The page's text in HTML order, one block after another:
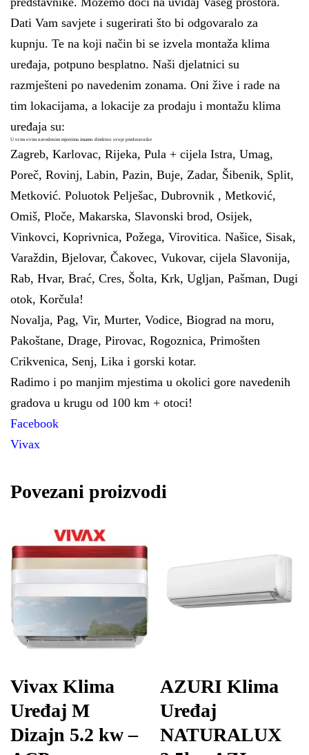
Dati Vam savjete i sugerirati što bi odgovaralo za
kupnju. Te na koji način bi se izvela montaža klima
uređaja, potpuno besplatno. Naši djelatnici su
razmješteni po navedenim zonama. Oni žive i rade na
tim lokacijama, a lokacije za prodaju i montažu klima
uređaja su:
U svim ovim navedenim mjestima imamo direktno svoje predstavnike
Zagreb, Karlovac, Rijeka, Pula + cijela Istra, Umag,
Poreč, Rovinj, Labin, Pazin, Buje, Zadar, Šibenik, Split,
Metković. Poluotok Pelješac, Dubrovnik , Metković,
Omiš, Ploče, Makarska, Slavonski brod, Osijek,
Vinkovci, Koprivnica, Požega, Virovitica. Našice, Sisak,
Varaždin, Bjelovar, Čakovec, Vukovar, cijela Slavonija,
Rab, Hvar, Brać, Cres, Šolta, Krk, Ugljan, Pašman, Dugi
otok, Korčula!
Novalja, Pag, Vir, Murter, Vodice, Biograd na moru,
Pakoštane, Drage, Pirovac, Rogoznica, Primošten
Crikvenica, Senj, Lika i gorski kotar.
Radimo i po manjim mjestima u okolici gore navedenih
gradova u krugu od 100 km + otoci!
Facebook
Vivax
Povezani proizvodi
Vivax Klima
Uređaj M
Dizajn 5.2 kw –
AZURI Klima
Uređaj
NATURALUX